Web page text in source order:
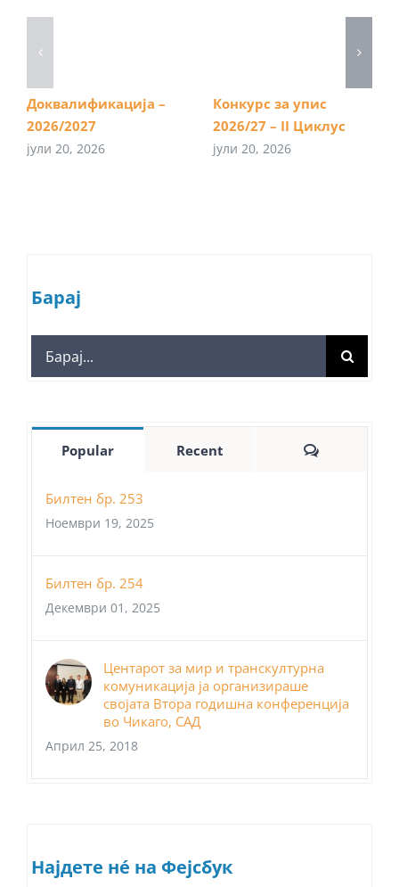
Доквалификација –
2026/2027
јули 20, 2026
Конкурс за упис
2026/27 – II Циклус
јули 20, 2026
Барај
Search
for:
Popular Recent Comments
Билтен бр. 253
Ноември 19, 2025
Билтен бр. 254
Декември 01, 2025
Центарот за мир и транскултурна
комуникација ја организираше
својата Втора годишна конференција
во Чикаго, САД
Април 25, 2018
Најдете нé на Фејсбук